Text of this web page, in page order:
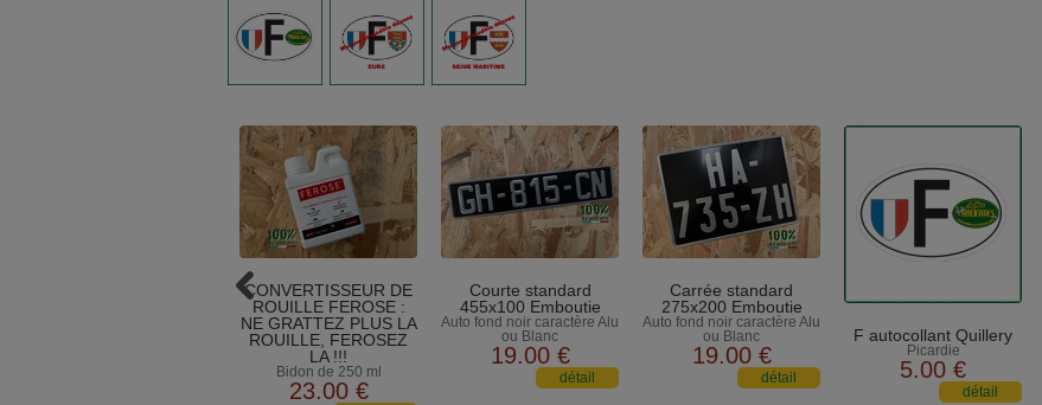
CONVERTISSEUR DE
ROUILLE FEROSE :
NE GRATTEZ PLUS LA
ROUILLE, FEROSEZ
LA !!!
Bidon de 250 ml
23.00 €
Courte standard
455x100 Emboutie
Auto fond noir caractère Alu
ou Blanc
19.00 €
Carrée standard
275x200 Emboutie
Auto fond noir caractère Alu
ou Blanc
19.00 €
F autocollant Quillery
Picardie
5.00 €